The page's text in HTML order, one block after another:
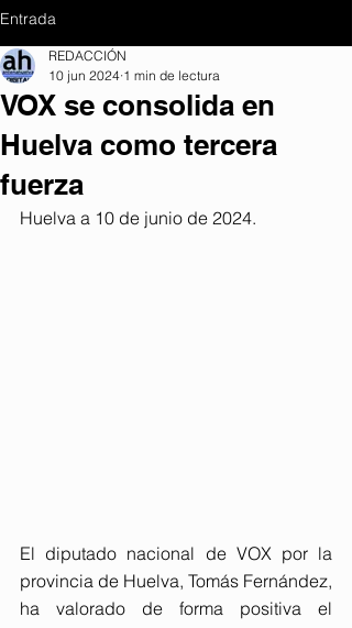
Entrada
VOX se consolida en
Huelva como tercera
fuerza
REDACCIÓN
10 jun 2024 1 min de lectura
Huelva a 10 de junio de 2024.
El diputado nacional de VOX por la
provincia de Huelva, Tomás Fernández,
ha valorado de forma positiva el